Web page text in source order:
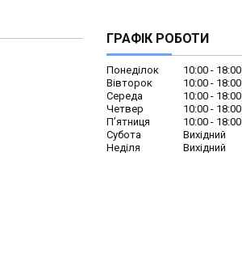
ГРАФІК РОБОТИ
Понеділок 10:00
18:00
Вівторок
10:00
18:00
Середа
10:00
18:00
Четвер
10:00
18:00
Пʼятниця
10:00
18:00
Субота
Вихідний
Неділя
Вихідний